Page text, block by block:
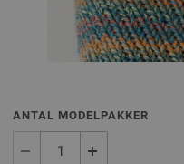
ANTAL MODELPAKKER